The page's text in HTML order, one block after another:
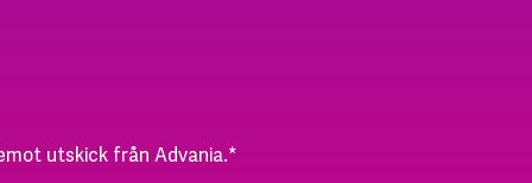
utskick från Advania.*